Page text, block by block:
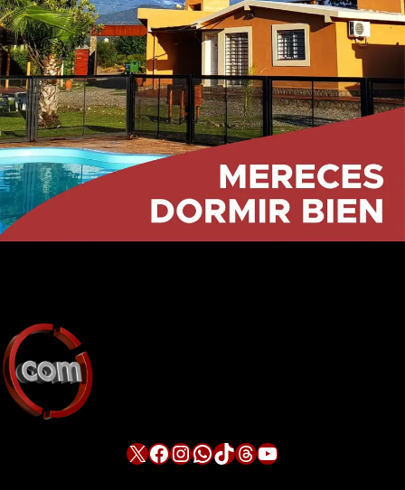
X Facebook InstagramWhatsApp TikTok Threads YouTube